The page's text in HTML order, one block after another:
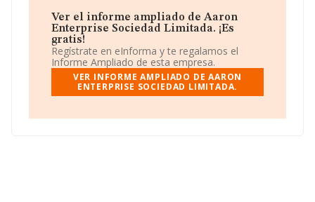
actividad de importación y/o exportación.
Según los datos a disposición de INFORMA, ha tenido
un número de empleados por debajo de la media de
sector.
La compañíaAaron Enterprise Sociedad Limitada
con NIF B55553143, se encuentra en Calle Mallorca
Camp, Tarragona, Cataluña.
Ver el informe ampliado de Aaron
Enterprise Sociedad Limitada. ¡Es
gratis!
Regístrate en eInforma y te regalamos el
Informe Ampliado de esta empresa.
VER INFORME AMPLIADO DE AARON
ENTERPRISE SOCIEDAD LIMITADA.